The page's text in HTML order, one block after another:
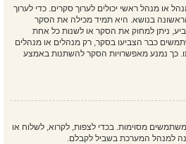
או מנהל ראשי יכולים לערוך סקרים. כדי לערוך
בנושא. היא תמיד מכילה את הסקר
ניתן למחוק את הסקר או לשנות כל אחת
כבר הצביעו בסקר, רק מנהלים או מנהלים
כך נמנע מאפשרויות הסקר להשתנות באמצע
מסוימות. בכדי לצפות, לקרוא, לשלוח או
למנהל המערכת בשביל לקבלם.